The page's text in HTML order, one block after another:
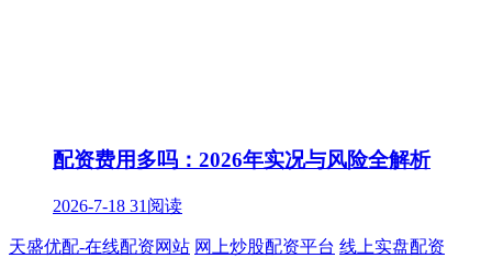
配资费用多吗：2026年实况与风险全解析
2026-7-18 31阅读
天盛优配-在线配资网站 网上炒股配资平台 线上实盘配资